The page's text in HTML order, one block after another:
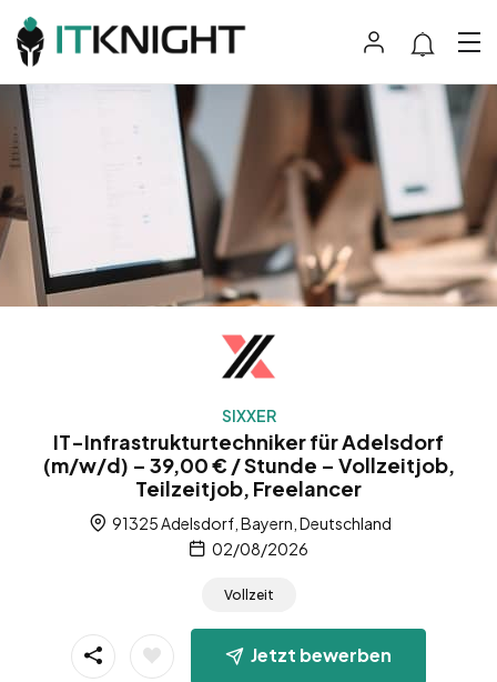
SIXXER
IT-Infrastrukturtechniker für Adelsdorf
(m/w/d) – 39,00 € / Stunde – Vollzeitjob,
Teilzeitjob, Freelancer
91325 Adelsdorf, Bayern, Deutschland
02/08/2026
Vollzeit
Jetzt bewerben